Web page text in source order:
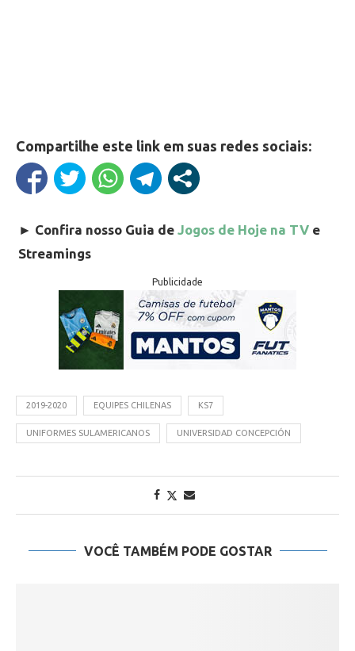
Compartilhe este link em suas redes sociais:
► Confira nosso Guia de Jogos de Hoje na TV e
Streamings
Publicidade
2019-2020 EQUIPES CHILENAS KS7
UNIFORMES SULAMERICANOS UNIVERSIDAD CONCEPCIÓN
VOCÊ TAMBÉM PODE GOSTAR